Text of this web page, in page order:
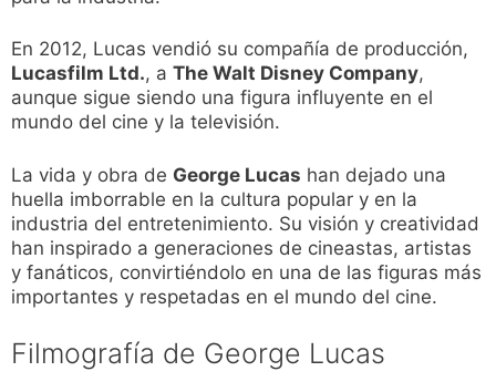
En 2012, Lucas vendió su compañía de producción,
Lucasfilm Ltd., a The Walt Disney Company,
aunque sigue siendo una figura influyente en el
mundo del cine y la televisión.
La vida y obra de George Lucas han dejado una
huella imborrable en la cultura popular y en la
industria del entretenimiento. Su visión y creatividad
han inspirado a generaciones de cineastas, artistas
y fanáticos, convirtiéndolo en una de las figuras más
importantes y respetadas en el mundo del cine.
Filmografía de George Lucas